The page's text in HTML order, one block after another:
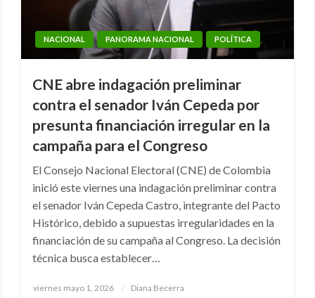
NACIONAL PANORAMA NACIONAL POLÍTICA
CNE abre indagación preliminar
contra el senador Iván Cepeda por
presunta financiación irregular en la
campaña para el Congreso
El Consejo Nacional Electoral (CNE) de Colombia
inició este viernes una indagación preliminar contra
el senador Iván Cepeda Castro, integrante del Pacto
Histórico, debido a supuestas irregularidades en la
financiación de su campaña al Congreso. La decisión
técnica busca establecer…
Publicado
viernes mayo 1, 2026 Diana Becerra